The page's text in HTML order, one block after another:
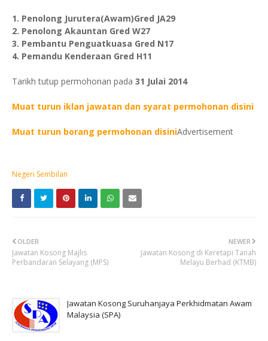
1. Penolong Jurutera(Awam)Gred JA29
2. Penolong Akauntan Gred W27
3. Pembantu Penguatkuasa Gred N17
4. Pemandu Kenderaan Gred H11
Tarikh tutup permohonan pada 31 Julai 2014
Muat turun iklan jawatan dan syarat permohonan disini
Muat turun borang permohonan disiniAdvertisement
Negeri Sembilan
NEWER
Jawatan Kosong di Keretapi Tanah
Melayu Berhad (KTMB)
OLDER
Jawatan Kosong Majlis
Perbandaran Selayang (MPS)
Jawatan Kosong Suruhanjaya Perkhidmatan Awam
Malaysia (SPA)